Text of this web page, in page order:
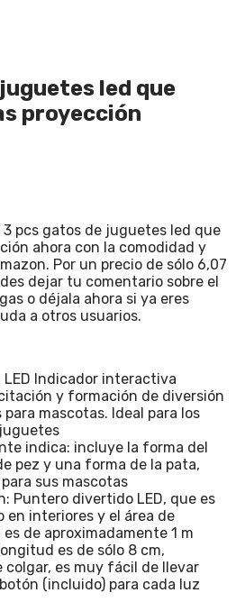
led que
proyección
pcs gatos de juguetes led que
ahora con la comodidad y
Por un precio de sólo 6,07
dejar tu comentario sobre el
o déjala ahora si ya eres
a otros usuarios.
Indicador interactiva
y formación de diversión
mascotas. Ideal para los
indica: incluye la forma del
pez y una forma de la pata,
sus mascotas
Puntero divertido LED, que es
en interiores y el área de
de aproximadamente 1 m
es de sólo 8 cm,
colgar, es muy fácil de llevar
(incluido) para cada luz